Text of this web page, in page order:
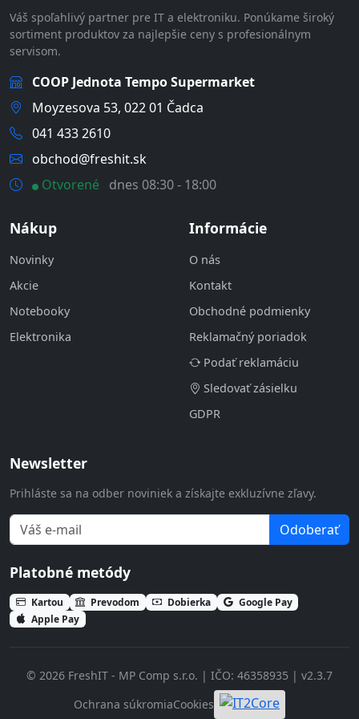
Váš spoľahlivý partner pre IT a elektroniku. Ponúkame široký
sortiment produktov za najlepšie ceny s profesionálnym
servisom.
COOP Jednota Tempo Supermarket
Moyzesova 53, 022 01 Čadca
041 433 2610
obchod@freshit.sk
Otvorené
dnes 08:30 - 18:00
Nákup
Novinky
Akcie
Notebooky
Elektronika
Informácie
O nás
Kontakt
Obchodné podmienky
Reklamačný poriadok
Podať reklamáciu
Sledovať zásielku
GDPR
Newsletter
Prihláste sa na odber noviniek a získajte exkluzívne zľavy.
Odoberať
Platobné metódy
Kartou Prevodom Dobierka
Google Pay
Apple Pay
© 2026 FreshIT - MP Comp s.r.o. | IČO: 46358935 | v2.3.7
Ochrana súkromiaCookies